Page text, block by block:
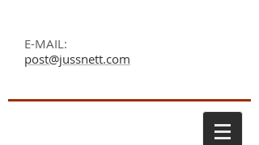
E-MAIL:
post@jussnett.com